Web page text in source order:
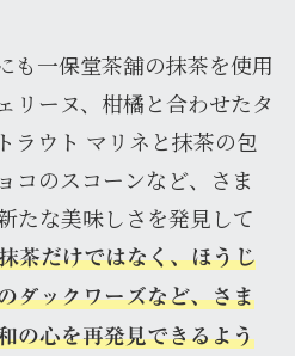
も一保堂茶舖の抹茶を使用
リーヌ、柑橘と合わせたタ
ラウト マリネと抹茶の包
コのスコーンなど、さま
たな美味しさを発見して
茶だけではなく、ほうじ
ダックワーズなど、さま
の心を再発見できるよう